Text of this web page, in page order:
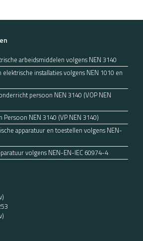
arbeidsmiddelen volgens NEN 3140
elektrische installaties volgens NEN 1010 en
persoon NEN 3140 (VOP NEN
Persoon NEN 3140 (VP NEN 3140)
apparatuur en toestellen volgens NEN-
volgens NEN-EN-IEC 60974-4